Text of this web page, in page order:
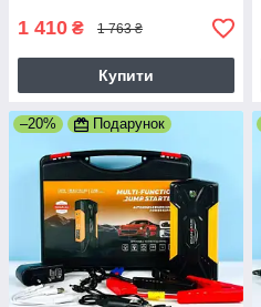
1 410 ₴ 1 763 ₴
Купити
–20% Подарунок